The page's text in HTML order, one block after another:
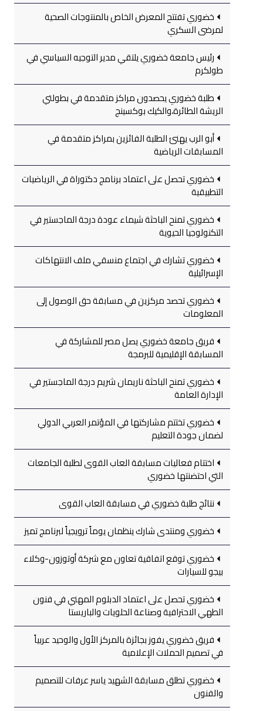
خضوري تفتتح المعرض الخاص بالمنتوجات الصحية
لمرضى السكري
رئيس جامعة خضوري يلتقي مدير التوجيه السياسي في
طولكرم
طلبة خضوري يحصدون مراكز متقدمة في بطولتي
الريشة الطائرة،والكيك بوكسينج
أبو الرب يهنئ الطلبة الفائزين بمراكز متقدمة في
المسابقات الرياضية
خضوري تحصل على اعتماد برنامج دكتوراة في الرياضيات
التطبيقية
خضوري تمنح الباحثة شيماء عودة درجة الماجستير في
التكنولوجيا الحيوية
خضوري تشارك في اجتماع منسقي ملف الانتهاكات
الإسرائيلية
خضوري تحصد مركزين في مسابقة حق الوصول إلى
المعلومات
فريق جامعة خضوري يصل مصر للمشاركة في
المسابقة الإقليمية للبرمجة
خضوري تمنح الباحثة ناريمان شريم درجة الماجستير في
الإدارة العامة
خضوري تختتم مشاركتها في المؤتمر العربي الدولي
لضمان جودة التعليم
اختتام فعاليات مسابقة العاب القوى لطلبة الجامعات
التي احتضنتها خضوري
نتائج طلبة خضوري في مسابقة العاب القوى
خضوري ومنتدى شارك ينظمان يوماً ترويجياً لبرنامج تميز
خضوري توقع اتفاقية تعاون مع شركة أوتوزون-وكلاء
بيجو للسيارات
خضوري تحصل على اعتماد الدبلوم المهني في فنون
الطهي الاحترافية وصناعة الحلويات والباريستا
فريق خضوري يفوز بجائزة بالمركز الأول والوحيد عربياً
في تصميم الحملات الإعلامية
خضوري تطلق مسابقة الشهيد ياسر عرفات للتصميم
والفنون